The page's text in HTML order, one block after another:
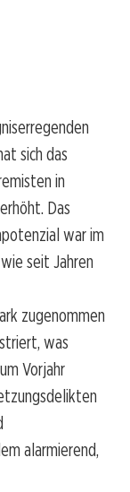
sich das
in
Das
war im
seit Jahren
zugenommen
was
Vorjahr
alarmierend,